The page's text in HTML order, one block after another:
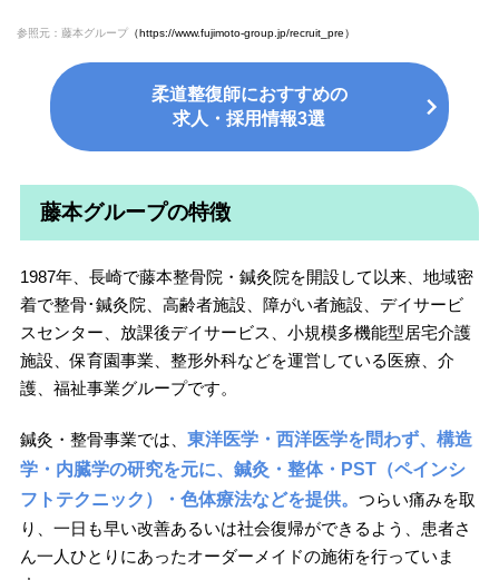
参照元：藤本グループ （https://www.fujimoto-group.jp/recruit_pre）
柔道整復師におすすめの
求人・採用情報3選
藤本グループの特徴
1987年、長崎で藤本整骨院・鍼灸院を開設して以来、地域密
着で整骨･鍼灸院、高齢者施設、障がい者施設、デイサービ
スセンター、放課後デイサービス、小規模多機能型居宅介護
施設、保育園事業、整形外科などを運営している医療、介
護、福祉事業グループです。
鍼灸・整骨事業では、 東洋医学・西洋医学を問わず、構造
学・内臓学の研究を元に、鍼灸・整体・PST（ペインシ
フトテクニック）・色体療法などを提供。 つらい痛みを取
り、一日も早い改善あるいは社会復帰ができるよう、患者さ
ん一人ひとりにあったオーダーメイドの施術を行っていま